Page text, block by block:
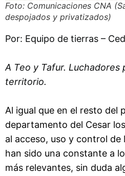
Foto: Comunicaciones CNA
despojados y privatizados)
Por: Equipo de tierras –
A Teo y Tafur. Luchadores
territorio.
Al igual que en el resto del
departamento del Cesar
al acceso, uso y control de
han sido una constante a
más relevantes, sin duda